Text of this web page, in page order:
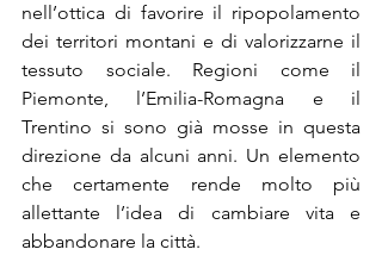
nell’ottica di favorire il ripopolamento
dei territori montani e di valorizzarne il
tessuto sociale. Regioni come il
Piemonte, l’Emilia-Romagna e il
Trentino si sono già mosse in questa
direzione da alcuni anni. Un elemento
che certamente rende molto più
allettante l’idea di cambiare vita e
abbandonare la città.